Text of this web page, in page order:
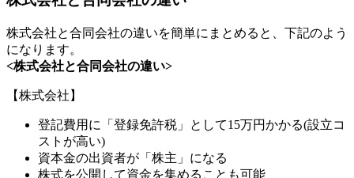
株式会社と合同会社の違いを簡単にまとめると、下記のよう
になります。
<株式会社と合同会社の違い>
【株式会社】
登記費用に「登録免許税」として15万円かかる(設立コ
ストが高い)
資本金の出資者が「株主」になる
株式を公開して資金を集めることも可能